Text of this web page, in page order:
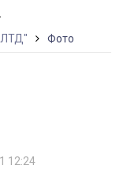
ЛТД" Фото
12:24